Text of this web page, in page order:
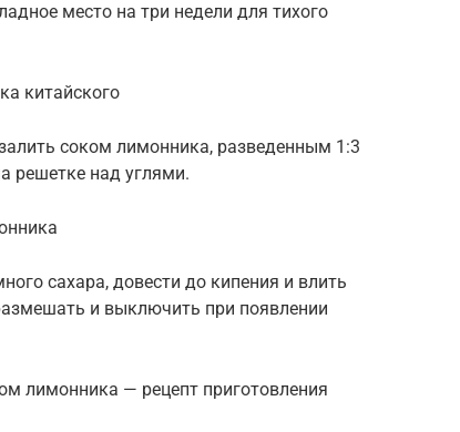
место на три недели для тихого
китайского
соком лимонника, разведенным 1:3
решетке над углями.
сахара, довести до кипения и влить
и выключить при появлении
лимонника — рецепт приготовления